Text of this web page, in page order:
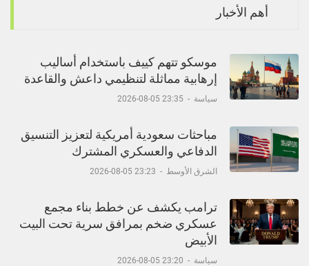
أهم الأخبار
موسكو تتهم كييف باستخدام أساليب
إرهابية مماثلة لتنظيمي داعش والقاعدة
سياسة -
23:35 05-08-2026
مباحثات سعودية أمريكية لتعزيز التنسيق
الدفاعي والعسكري المشترك
الشرق الأوسط -
23:23 05-08-2026
ترامب يكشف عن خطط بناء مجمع
عسكري ضخم بمرافق سرية تحت البيت
الأبيض
سياسة -
23:20 05-08-2026